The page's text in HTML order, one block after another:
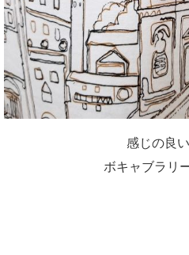
感じの良
ボキャブラリ